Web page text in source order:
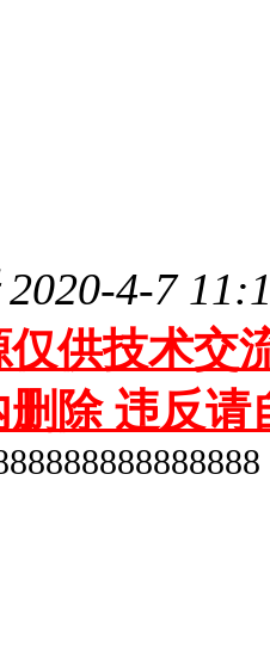
4-7
仅供技术交
删除 违反